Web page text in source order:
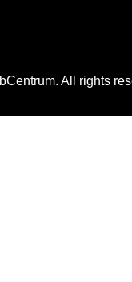
All rights